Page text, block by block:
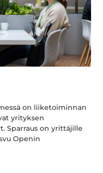
on liiketoiminnan
yrityksen
Sparraus on yrittäjille
Openin